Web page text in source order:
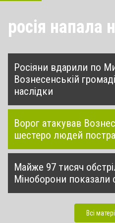
росія напала
Росіяни вдарили по
Вознесенській
наслідки
Ворог атакував
шестеро людей
Майже 97 тисяч
Міноборони показали
Всі